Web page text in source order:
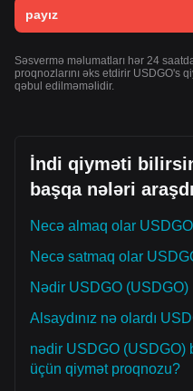
payız
Səsvermə məlumatları hər 24
proqnozlarını əks etdirir USDGO's
qəbul edilməməlidir.
İndi qiyməti
başqa nələri
Necə almaq olar
Necə satmaq olar
Nədir USDGO (USDGO)
Alsaydınız nə olardı
nədir USDGO (USDGO)
üçün qiymət proqnozu?